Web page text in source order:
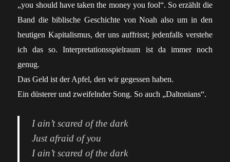
„you should have taken the money you fool“. So erzählt die
Band die biblische Geschichte von Noah also um in den
heutigen Kapitalismus, der uns auffrisst; jedenfalls verstehe
ich das so. Interpretationsspielraum ist da immer noch
genug.
Das Geld ist der Apfel, den wir gegessen haben.
Ein düsterer und zweifelnder Song. So auch „Daltonians“.
I ain’t scared of the dark
Just afraid of you
I ain’t scared of the dark